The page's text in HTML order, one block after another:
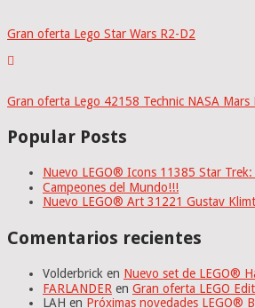
Gran oferta Lego Star Wars R2-D2
Gran oferta Lego 42158 Technic NASA Mars
Popular Posts
Nuevo LEGO® Icons 11385 Star Trek:
Campeones del Mundo!!!
Nuevo LEGO® Art 31221 Gustav
Comentarios recientes
Volderbrick en Nuevo set de LEGO®
FARLANDER en Gran oferta LEGO
LAH en Próximas novedades LEGO®